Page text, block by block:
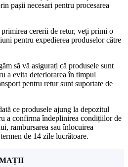
pașii necesari pentru procesarea
cererii de retur, veți primi o
pentru expedierea produselor către
să vă asigurați că produsele sunt
a evita deteriorarea în timpul
pentru retur sunt suportate de
ce produsele ajung la depozitul
a confirma îndeplinirea condițiilor de
rambursarea sau înlocuirea
de 14 zile lucrătoare.